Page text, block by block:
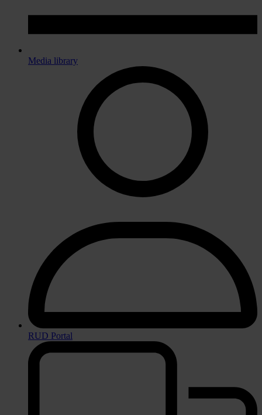
Media library
RUD Portal